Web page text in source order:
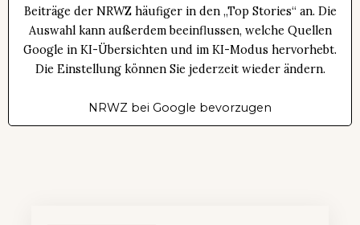
Beiträge der NRWZ häufiger in den „Top Stories“ an. Die
Auswahl kann außerdem beeinflussen, welche Quellen
Google in KI-Übersichten und im KI-Modus hervorhebt.
Die Einstellung können Sie jederzeit wieder ändern.
NRWZ bei Google bevorzugen